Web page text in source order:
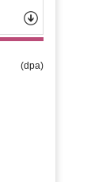
(dpa)